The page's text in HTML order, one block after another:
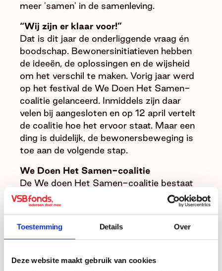
Toestemming Details Over
Deze website maakt gebruik van cookies
meer 'samen' in de samenleving.
“Wij zijn er klaar voor!”
Dat is dit jaar de onderliggende vraag én
boodschap. Bewonersinitiatieven hebben
de ideeën, de oplossingen en de wijsheid
om het verschil te maken. Vorig jaar werd
op het festival de We Doen Het Samen-
coalitie gelanceerd. Inmiddels zijn daar
velen bij aangesloten en op 12 april vertelt
de coalitie hoe het ervoor staat. Maar een
ding is duidelijk, de bewonersbeweging is
toe aan de volgende stap.
We Doen Het Samen-coalitie
De We doen Het Samen-coalitie bestaat
uit organisaties die lokale
gemeenschappen in allerlei vormen
de zichtbaarheid van de beweging en
wet- en regelgeving en structurele